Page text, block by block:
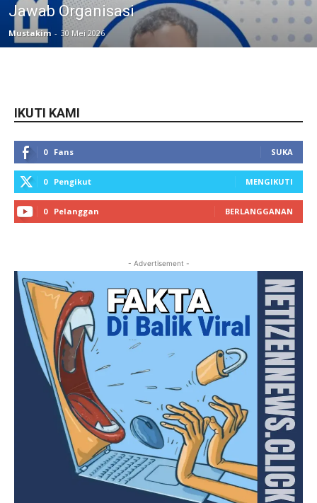
Jawab Organisasi
Mustakim - 30 Mei 2026
IKUTI KAMI
0 Fans SUKA
0 Pengikut MENGIKUTI
0 Pelanggan BERLANGGANAN
- Advertisement -